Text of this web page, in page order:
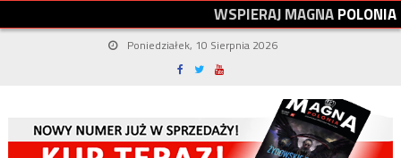
WSPIERAJMAGNAPOLONIA
Poniedziałek, 10 Sierpnia 2026